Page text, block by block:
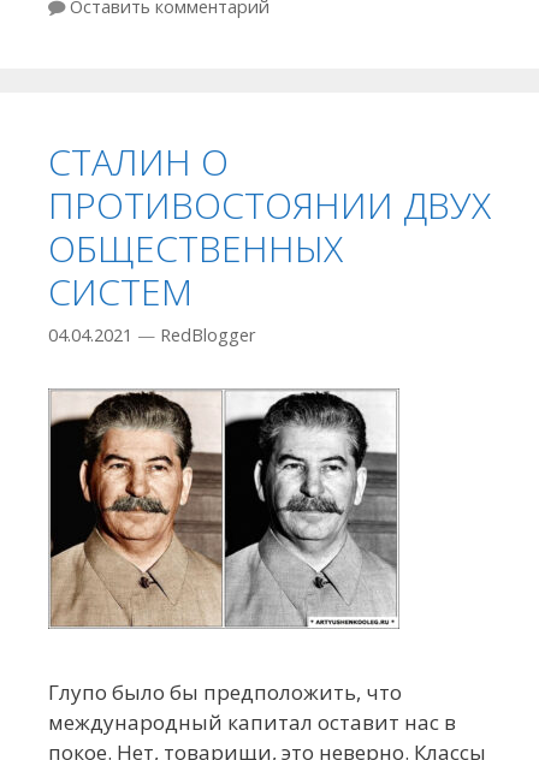
Оставить комментарий
СТАЛИН О
ПРОТИВОСТОЯНИИ ДВУХ
ОБЩЕСТВЕННЫХ
СИСТЕМ
04.04.2021 — RedBlogger
Глупо было бы предположить, что
международный капитал оставит нас в
покое. Нет, товарищи, это неверно. Классы